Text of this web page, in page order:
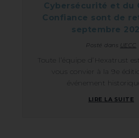
Cybersécurité et du
Confiance sont de
septembre
Posté dans UECC
Toute l’équipe d’Hexatrust
vous convier à la 9e
événement
LIRE LA SUITE